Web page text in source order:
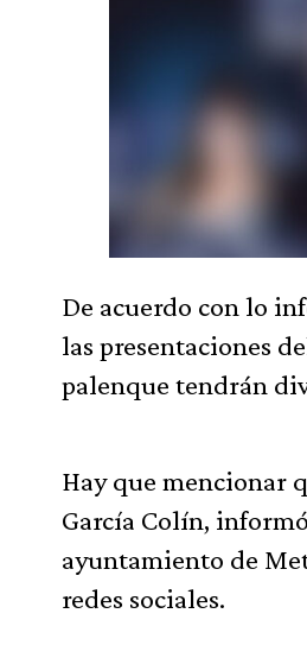
De acuerdo con lo
las presentaciones
palenque tendrán
Hay que mencionar
García Colín,
ayuntamiento de
redes sociales.